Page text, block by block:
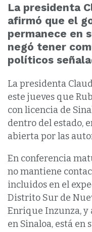
La presidenta
afirmó que el
permanece en
negó tener
políticos
La presidenta
este jueves que
con licencia de
dentro del estado,
abierta por las
En conferencia
no mantiene
incluidos en el
Distrito Sur de
Enrique Inzunza, y
en Sinaloa, está en